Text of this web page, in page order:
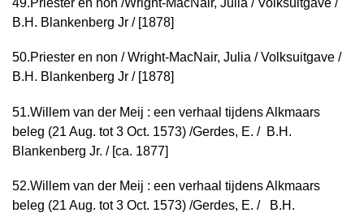
B.H. Blankenberg Jr / [1878]
50.Priester en non /Wright-MacNair, Julia / Volksuitgave /
B.H. Blankenberg Jr / [1878]
51.Willem van der Meij : een verhaal tijdens Alkmaars
beleg (21 Aug. tot 3 Oct. 1573) /Gerdes, E. / B.H.
Blankenberg Jr. / [ca. 1877]
52.Willem van der Meij : een verhaal tijdens Alkmaars
beleg (21 Aug. tot 3 Oct. 1573) /Gerdes, E. / B.H.